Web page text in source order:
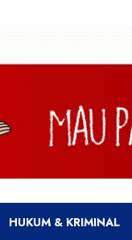
HUKUM & KRIMINAL